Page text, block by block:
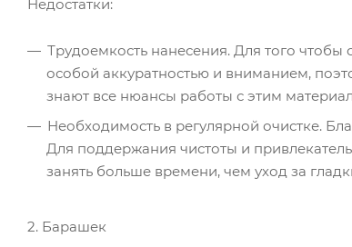
Недостатки:
Трудоемкость нанесения. Для того чтобы
особой аккуратностью и вниманием,
знают все нюансы работы с этим
Необходимость в регулярной очистке.
Для поддержания чистоты и
занять больше времени, чем уход за
2. Барашек